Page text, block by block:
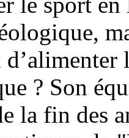
? Son
la fin des